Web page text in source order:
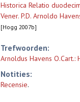
Historica Relatio
Vener. P.D. Arnoldo
[Hogg 2007b]
Trefwoorden:
Arnoldus Havens
Notities:
Recensie.